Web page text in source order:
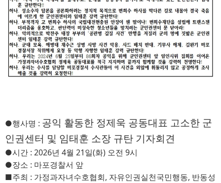
●행사명 : 공익 활동한 정제욱 공동대표 고소한 군
인권센터 및 임태훈 소장 규탄 기자회견
●시간 : 2026년 4월 21일(화) 오전 9시
●장소 : 마포경찰서 앞
■주최 : 가정과자녀수호협회, 자유인권실천국민행동, 반동성